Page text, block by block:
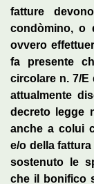
fatture
condòmino, o
ovvero
fa presente
circolare n. 7/E
attualmente
decreto legge
anche a colui
e/o della
sostenuto le
che il bonifico